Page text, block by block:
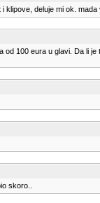
deluje mi ok.
100 eura u glavi. Da li
skoro..